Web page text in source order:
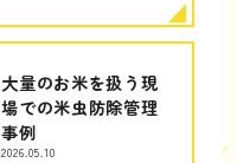
大量のお米を扱う現
場での米虫防除管理
事例
2026.05.10